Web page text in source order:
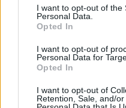
I want to opt-out of the
Personal Data.
Opted In
I want to opt-out of
Personal Data for
Opted In
I want to opt-out of
Retention, Sale, and/
WATT+VOLT
βιομηχανίες που στοχεύουν
τους διαχείρισης, τόσο από
και από πλευράς
ολοκληρωμένη υπηρεσία
οποία προσφέρει μεγάλο
σκοπό τη στοχευμένη